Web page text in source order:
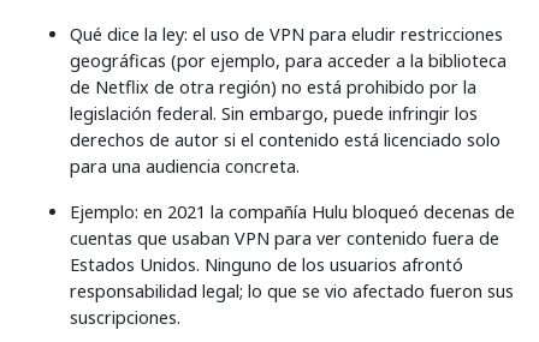
Qué dice la ley: el uso de VPN para eludir restricciones
geográficas (por ejemplo, para acceder a la biblioteca
de Netflix de otra región) no está prohibido por la
legislación federal. Sin embargo, puede infringir los
derechos de autor si el contenido está licenciado solo
para una audiencia concreta.
Ejemplo: en 2021 la compañía Hulu bloqueó decenas de
cuentas que usaban VPN para ver contenido fuera de
Estados Unidos. Ninguno de los usuarios afrontó
responsabilidad legal; lo que se vio afectado fueron sus
suscripciones.